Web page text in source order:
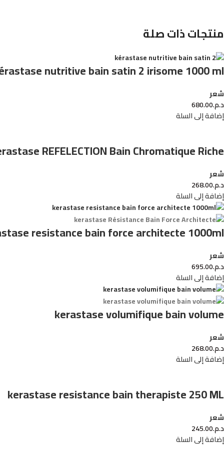
منتجات ذات صلة
nutritive bain satin 2 irisome 1000 ml
شعر
د.م.680.00
إضافة إلى السلة
REFELECTION Bain Chromatique Riche
شعر
د.م.268.00
إضافة إلى السلة
resistance bain force architecte 1000ml
شعر
د.م.695.00
إضافة إلى السلة
kerastase volumifique bain volume
شعر
د.م.268.00
إضافة إلى السلة
kerastase resistance bain therapiste 250 ML
شعر
د.م.245.00
إضافة إلى السلة